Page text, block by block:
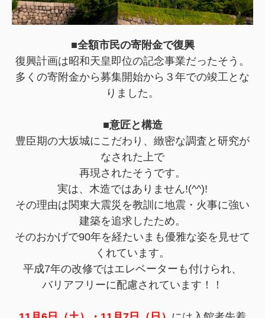
■全額市民の寄附金で復興
復興計画は昭和天皇即位の記念事業だったそう。
多くの寄附金から募集開始から３年での竣工とな
りました。
■意匠と構造
豊臣期の大坂城にこだわり、緻密な調査と研究が
なされた上で
再現されたそうです。
実は、木造ではありません!(^^)!
その理由は関東大震災を教訓に地震・火事に強い
建築を追求したため。
そのおかげで90年を経たいまも優雅な姿を見せて
くれています。
平成7年の改修ではエレベーターも付けられ、
バリアフリーに配慮されています！！